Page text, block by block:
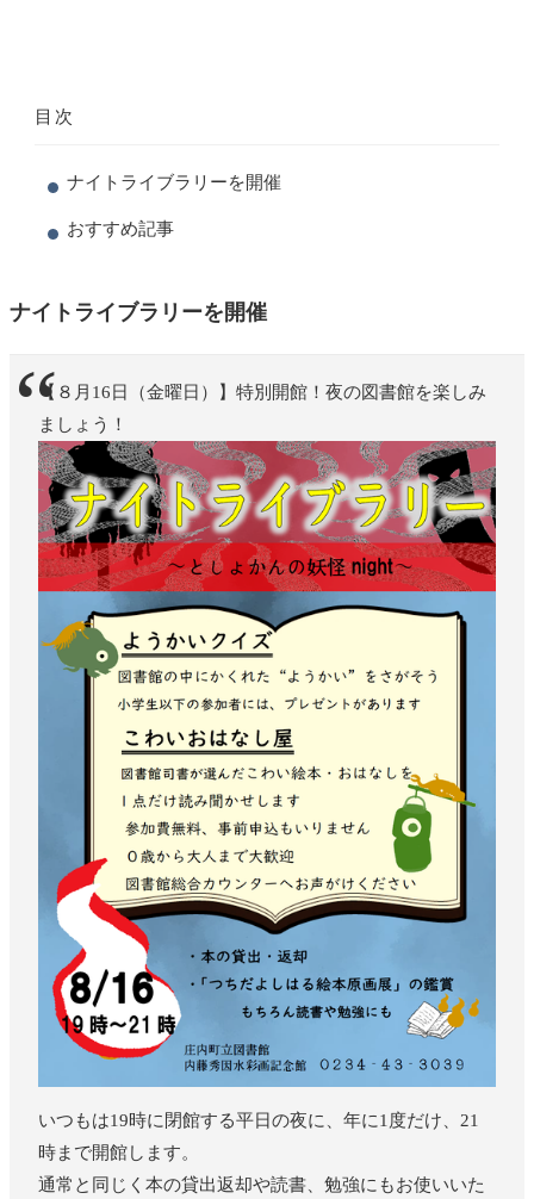
目次
ナイトライブラリーを開催
おすすめ記事
ナイトライブラリーを開催
【８月16日（金曜日）】特別開館！夜の図書館を楽しみ
ましょう！
いつもは19時に閉館する平日の夜に、年に1度だけ、21
時まで開館します。
通常と同じく本の貸出返却や読書、勉強にもお使いいた